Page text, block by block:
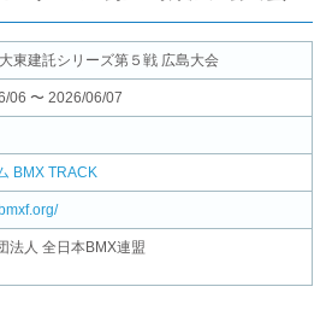
東建託シリーズ第５戦 広島大会
06 〜 2026/06/07
BMX TRACK
法人 全日本BMX連盟